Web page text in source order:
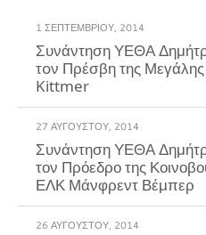
1 ΣΕΠΤΕΜΒΡΊΟΥ, 2014
Συνάντηση ΥΕΘΑ
τoν Πρέσβη της
Kittmer
27 ΑΥΓΟΎΣΤΟΥ, 2014
Συνάντηση ΥΕΘΑ
τον Πρόεδρο της
ΕΛΚ Μάνφρεντ Βέμπερ
26 ΑΥΓΟΎΣΤΟΥ, 2014